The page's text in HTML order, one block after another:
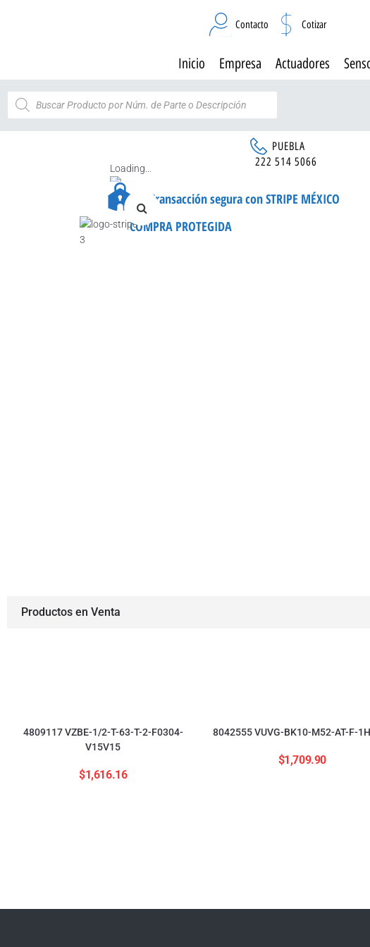
Contacto Cotizar
Inicio Empresa Actuadores
PUEBLA
222 514 5066
Loading...
Transacción segura con STRIPE MÉXICO
COMPRA PROTEGIDA
Productos en Venta
4809117 VZBE-1/2-T-63-T-2-F0304-
V15V15
$1,616.16
8042555 VUVG-BK10-M52-AT-F-
$1,709.90